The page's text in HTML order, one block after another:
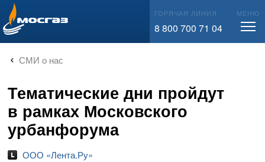
info@mos-gaz.ru ГОРЯЧАЯ ЛИНИЯ
8 800 700 71 04
МЕНЮ
СМИ о нас
Тематические дни пройдут
в рамках Московского
урбанфорума
ООО «Лента.Ру»